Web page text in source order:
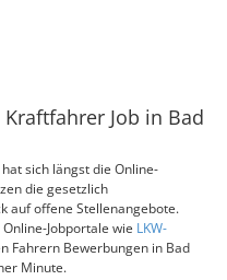
Job in Bad
sich längst die Online-
die gesetzlich
auf offene Stellenangebote.
Jobportale wie LKW-
Fahrern Bewerbungen in Bad
Minute.